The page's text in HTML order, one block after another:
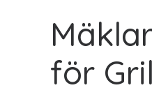
för